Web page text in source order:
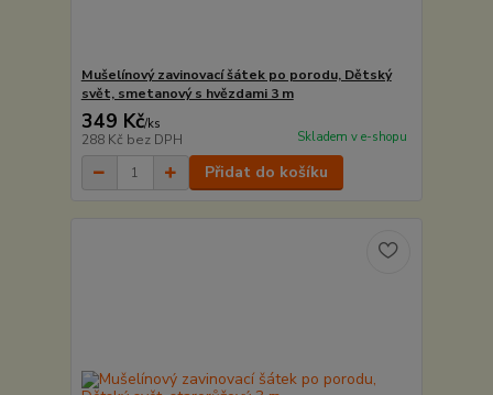
Mušelínový zavinovací šátek po porodu, Dětský
svět, smetanový s hvězdami 3 m
349 Kč/ks
288 Kč bez DPH Skladem v e-shopu
Přidat do košíku